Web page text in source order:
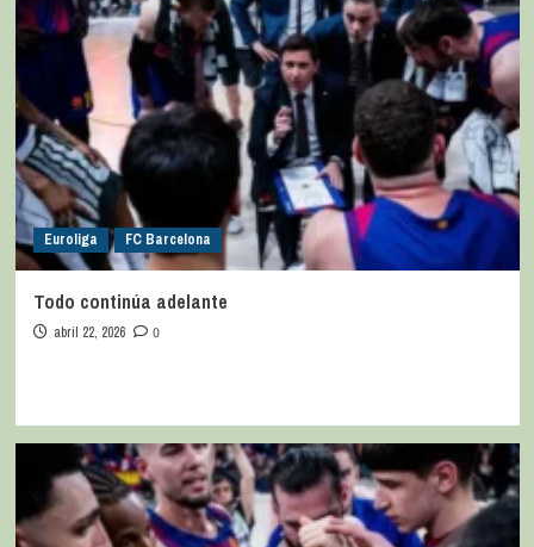
Euroliga FC Barcelona
Todo continúa adelante
abril 22, 2026 0